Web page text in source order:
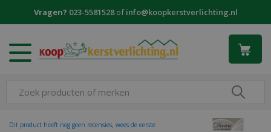
Vragen? 023-5581528ofinfo@koopkerstverlichting.nl
Dit product heeft nog geen recensies, wees de eerste